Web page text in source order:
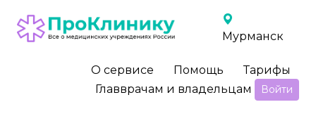
Мурманск
О сервисе Помощь
Тарифы
Главврачам и владельцам
Войти